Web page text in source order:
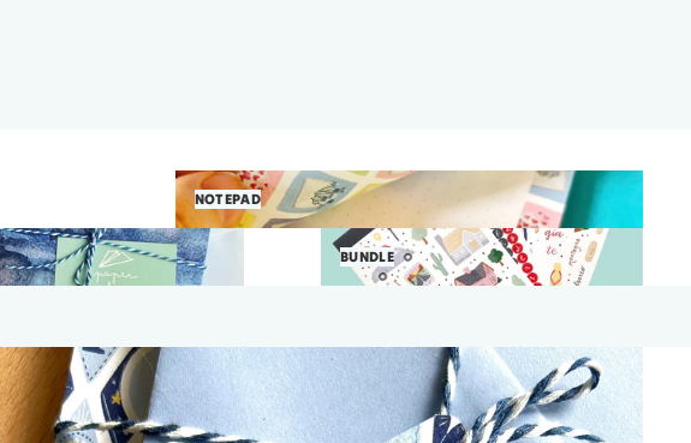
Notepad
NOTEPAD
Bundle
BUNDLE